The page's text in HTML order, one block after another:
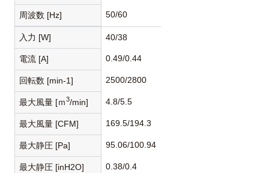
周波数 [Hz] 50/60
入力 [W] 40/38
電流 [A] 0.49/0.44
回転数 [min-1] 2500/2800
最大風量 [ｍ3/min] 4.8/5.5
最大風量 [CFM] 169.5/194.3
最大静圧 [Pa] 95.06/100.94
最大静圧 [inH2O] 0.38/0.4